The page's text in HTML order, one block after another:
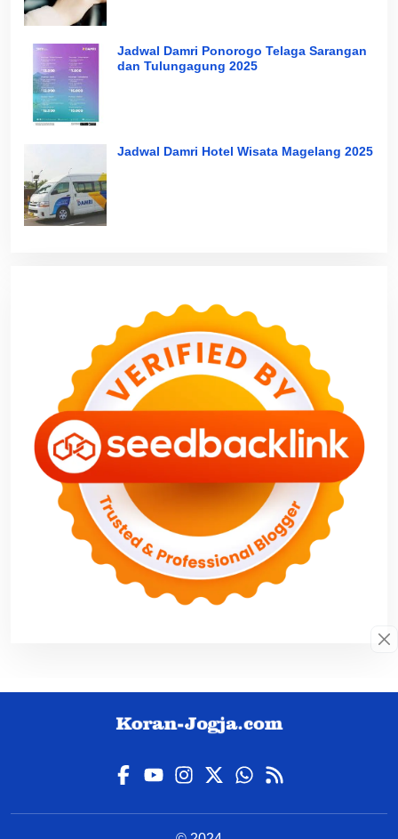
Jadwal Damri Ponorogo Telaga Sarangan
dan Tulungagung 2025
Jadwal Damri Hotel Wisata Magelang 2025